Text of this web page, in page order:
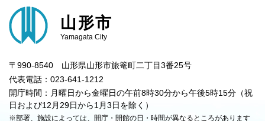
山形市
Yamagata City
〒990-8540 山形県山形市旅篭町二丁目3番25号
代表電話：023-641-1212
開庁時間：月曜日から金曜日の午前8時30分から午後5時15分（祝
日および12月29日から1月3日を除く）
※部署、施設によっては、開庁・開館の日・時間が異なるところがあります